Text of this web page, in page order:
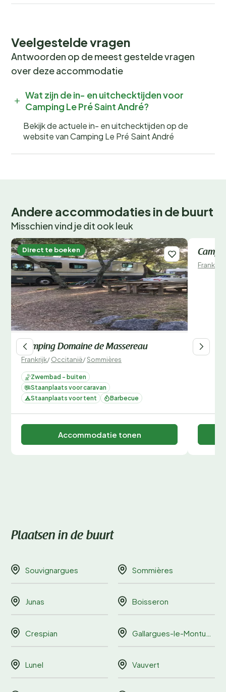
de Camargue, waar je kunt genieten van zon, zee en
In de zomer kun je deelnemen aan lokale
dorpsmarktenenfestivals, terwijl de
wintermaanden perfect zijn voor een bezoek aan
van de nabijgelegen ijsbanen.
Boek nu jouw onvergetelijke
vakantie!
populaire periodes zijn snel volgeboekt. Tot snel in het
prachtige Souvignargues!
Veelgestelde vragen
Antwoorden op de meest gestelde vragen
over deze accommodatie
Wat zijn de in- en uitchecktijden voor
Camping Le Pré Saint André?
Bekijk de actuele in- en uitchecktijden op de
website van Camping Le Pré Saint André
Andere accommodaties in de buurt
Misschien vind je dit ook leuk
Direct te boeken
Camping Domaine de Massereau
Frankrijk/Occitanië/Sommières
Zwembad - buiten
Staanplaats voor caravan
Staanplaats voor tent
Barbecue
Accommodatie tonen
Direct
Frankrijk
Plaatsen in de buurt
Souvignargues Sommières
Junas Boisseron
Crespian Gallargues-le-Montueux
Lunel Vauvert